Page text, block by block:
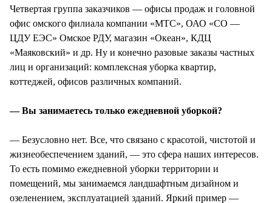
Четвертая группа заказчиков — офисы продаж и головной
офис омского филиала компании «МТС», ОАО «СО —
ЦДУ ЕЭС» Омское РДУ, магазин «Океан», КДЦ
«Маяковский» и др. Ну и конечно разовые заказы частных
лиц и организаций: комплексная уборка квартир,
коттеджей, офисов различных компаний.
— Вы занимаетесь только ежедневной уборкой?
— Безусловно нет. Все, что связано с красотой, чистотой и
жизнеобеспечением зданий, — это сфера наших интересов.
То есть помимо ежедневной уборки территории и
помещений, мы занимаемся ландшафтным дизайном и
озеленением, эксплуатацией зданий. Яркий пример —